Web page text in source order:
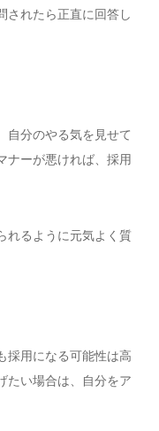
されたら正直に回答し
自分のやる気を見せて
ナーが悪ければ、採用
れるように元気よく質
採用になる可能性は高
たい場合は、自分をア